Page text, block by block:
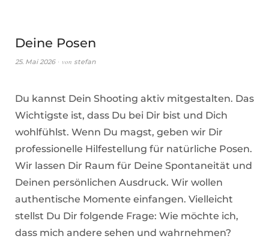
Deine Posen
25. Mai 2026 von stefan
Du kannst Dein Shooting aktiv mitgestalten. Das
Wichtigste ist, dass Du bei Dir bist und Dich
wohlfühlst. Wenn Du magst, geben wir Dir
professionelle Hilfestellung für natürliche Posen.
Wir lassen Dir Raum für Deine Spontaneität und
Deinen persönlichen Ausdruck. Wir wollen
authentische Momente einfangen. Vielleicht
stellst Du Dir folgende Frage: Wie möchte ich,
dass mich andere sehen und wahrnehmen?